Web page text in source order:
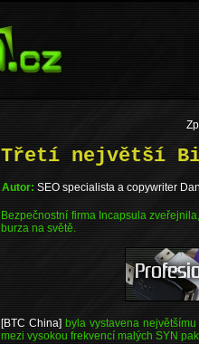
Třetí největší
Autor:SEO specialista a copywriter
Bezpečnostní firma Incapsula
burza na světě.
[BTC China] byla vystavena
mezi vysokou frekvencí malých SYN